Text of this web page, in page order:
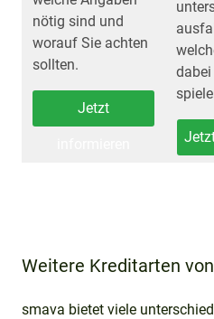
nötig sind und
worauf Sie achten
sollten.
Jetzt
dabei
Weitere Kreditarten
smava bietet viele